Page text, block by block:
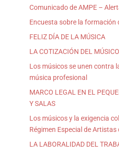
Comunicado de AMPE –
Encuesta sobre la formación
FELIZ DÍA DE LA MÚSICA
LA COTIZACIÓN DEL
Los músicos se unen contra
música profesional
MARCO LEGAL EN EL
Y SALAS
Los músicos y la exigencia
Régimen Especial de Artistas
LA LABORALIDAD DEL